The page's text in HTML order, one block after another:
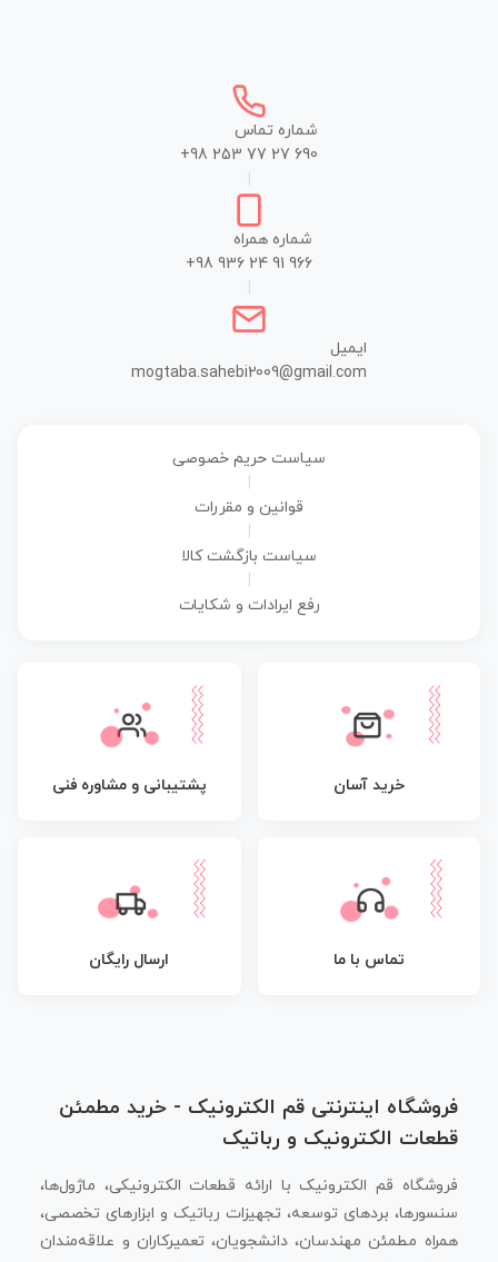
شماره تماس
+98 253 77 27 690
شماره همراه
+98 936 24 91 966
ایمیل
mogtaba.sahebi2009@gmail.com
سیاست حریم خصوصی
قوانین و مقررات
سیاست بازگشت کالا
رفع ایرادات و شکایات
خرید آسان پشتیبانی و مشاوره فنی
تماس با ما ارسال رایگان
فروشگاه اینترنتی قم الکترونیک - خرید مطمئن
قطعات الکترونیک و رباتیک
فروشگاه قم الکترونیک با ارائه قطعات الکترونیکی، ماژول‌ها،
سنسورها، بردهای توسعه، تجهیزات رباتیک و ابزارهای تخصصی،
همراه مطمئن مهندسان، دانشجویان، تعمیرکاران و علاقه‌مندان